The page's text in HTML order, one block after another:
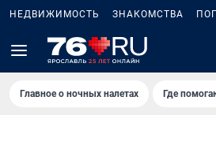
НЕДВИЖИМОСТЬ ЗНАКОМСТВА
Главное о ночных налетах Где